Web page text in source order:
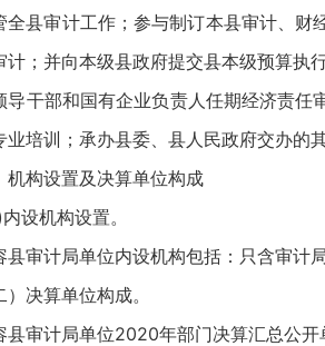
全县审计工作；参与制订本县审计、
计；并向本级县政府提交县本级预算执
导干部和国有企业负责人任期经济责
业培训；承办县委、县人民政府交办的其
机构设置及决算单位构成
设机构设置。
县审计局单位内设机构包括：只含审计局
）决算单位构成。
县审计局单位2020年部门决算汇总公开